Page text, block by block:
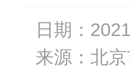
日期：
来源： 北